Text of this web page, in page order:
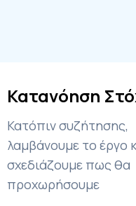
Κατανόηση
Κατόπιν συζήτησης,
λαμβάνουμε το έργο
σχεδιάζουμε πως θα
προχωρήσουμε